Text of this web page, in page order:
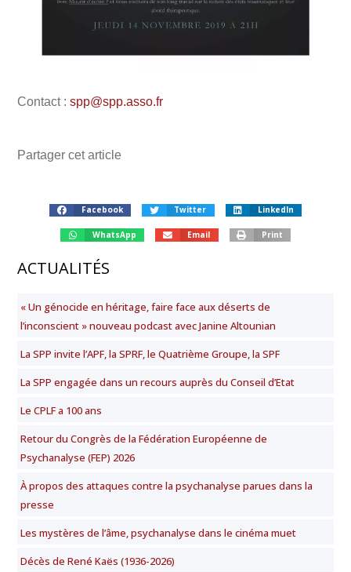
Contact : spp@spp.asso.fr
Partager cet article
Facebook Twitter LinkedIn
WhatsApp Email Print
ACTUALITÉS
« Un génocide en héritage, faire face aux déserts de
l’inconscient » nouveau podcast avec Janine Altounian
La SPP invite l’APF, la SPRF, le Quatrième Groupe, la SPF
La SPP engagée dans un recours auprès du Conseil d’Etat
Le CPLF a 100 ans
Retour du Congrès de la Fédération Européenne de
Psychanalyse (FEP) 2026
À propos des attaques contre la psychanalyse parues dans la
presse
Les mystères de l’âme, psychanalyse dans le cinéma muet
Décès de René Kaës (1936-2026)